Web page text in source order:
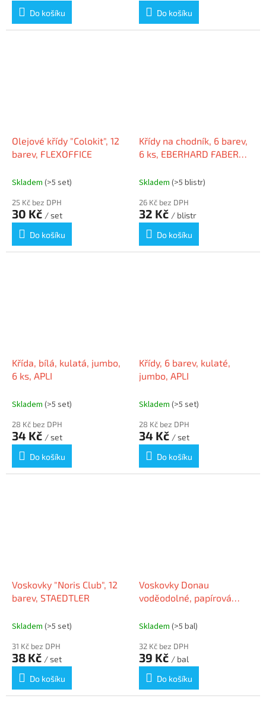
Do košíku
Do košíku
Olejové křídy "Colokit", 12
barev, FLEXOFFICE
Skladem (>5 set)
25 Kč bez DPH
30 Kč / set
Do košíku
Křídy na chodník, 6 barev,
6 ks, EBERHARD FABER
Skladem (>5 blistr)
26 Kč bez DPH
32 Kč / blistr
Do košíku
Křída, bílá, kulatá, jumbo,
6 ks, APLI
Skladem (>5 set)
28 Kč bez DPH
34 Kč / set
Do košíku
Křídy, 6 barev, kulaté,
jumbo, APLI
Skladem (>5 set)
28 Kč bez DPH
34 Kč / set
Do košíku
Voskovky "Noris Club", 12
barev, STAEDTLER
Skladem (>5 set)
31 Kč bez DPH
38 Kč / set
Do košíku
Voskovky Donau
voděodolné, papírová
Skladem (>5 bal)
32 Kč bez DPH
39 Kč / bal
Do košíku